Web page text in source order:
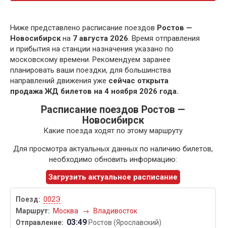
Ниже представлено расписание поездов Ростов —
Новосибирскна 7 августа 2026. Время отправления
и прибытия на станции назначения указано по
московскому времени. Рекомендуем заранее
планировать ваши поездки, для большинства
направлений движения уже сейчас открыта
продажа ЖД билетов на 4 ноября 2026 года.
Расписание поездов Ростов —
Новосибирск
Какие поезда ходят по этому маршруту
Для просмотра актуальных данных по наличию билетов,
необходимо обновить информацию:
Загрузить актуальное расписание
002Э
Москва
→ Владивосток
03:49 Ростов (Ярославский)